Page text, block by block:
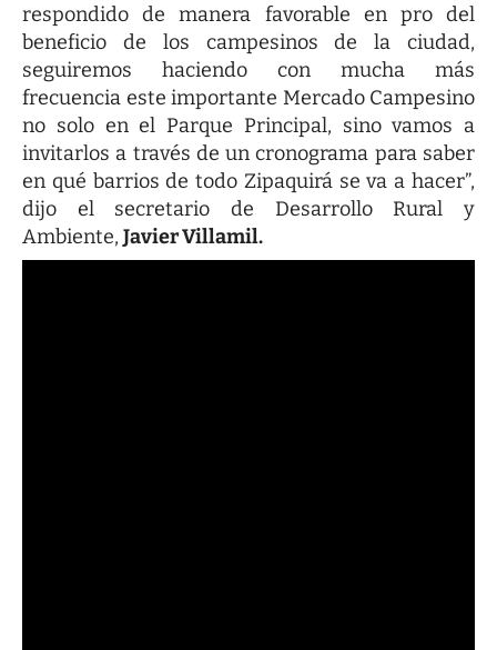
respondido de manera favorable en pro del
beneficio de los campesinos de la ciudad,
seguiremos haciendo con mucha más
frecuencia este importante Mercado Campesino
no solo en el Parque Principal, sino vamos a
invitarlos a través de un cronograma para saber
en qué barrios de todo Zipaquirá se va a hacer”,
dijo el secretario de Desarrollo Rural y
Ambiente, Javier Villamil.